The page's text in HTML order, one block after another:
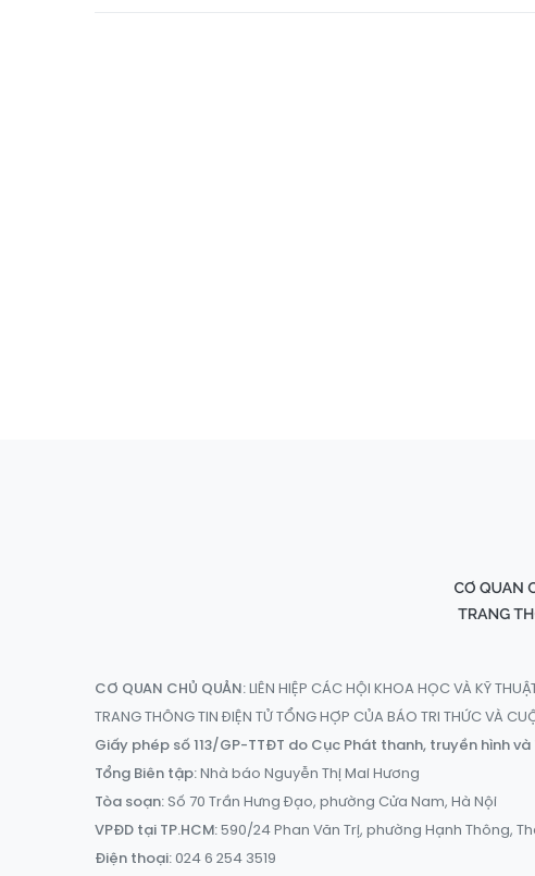
CƠ QUAN CHỦ QUẢN:LIÊN HIỆP CÁC HỘI KHOA HỌC VÀ KỸ
TRANG THÔNG TIN ĐIỆN TỬ TỔNG HỢP CỦA BÁO TRI THỨC VÀ
Giấy phép số 113/GP-TTĐT do Cục Phát thanh, truyền hình
Tổng Biên tập:Nhà báo Nguyễn Thị Mai Hương
Tòa soạn:Số 70 Trần Hưng Đạo, phường Cửa Nam, Hà Nội
VPĐD tại TP.HCM:590/24 Phan Văn Trị, phường Hạnh Thông,
Điện thoại:024 6 254 3519